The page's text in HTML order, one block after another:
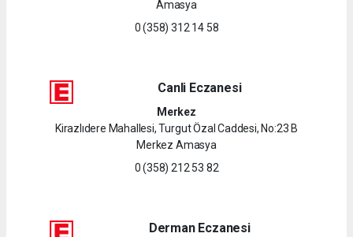
Amasya
0 (358) 312 14 58
Canli Eczanesi
Merkez
Kirazlıdere Mahallesi, Turgut Özal Caddesi, No:23 B
Merkez Amasya
0 (358) 212 53 82
Derman Eczanesi